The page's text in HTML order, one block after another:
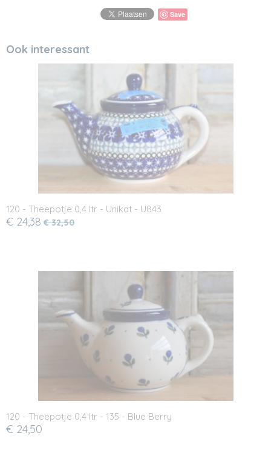
Save
Ook interessant
120 - Theepotje 0,4 ltr - Unikat - U843
€ 24,38 € 32,50
120 - Theepotje 0,4 ltr - 135 - Blue Berry
€ 24,50